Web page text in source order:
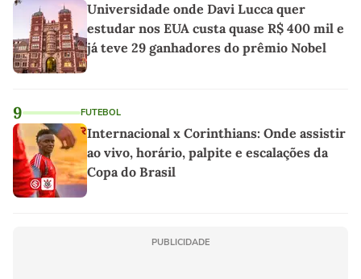
Universidade onde Davi Lucca quer
estudar nos EUA custa quase R$ 400 mil e
já teve 29 ganhadores do prêmio Nobel
9 FUTEBOL
Internacional x Corinthians: Onde assistir
ao vivo, horário, palpite e escalações da
Copa do Brasil
PUBLICIDADE